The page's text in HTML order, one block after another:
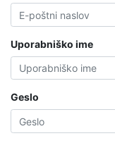
Uporabniško ime
Geslo